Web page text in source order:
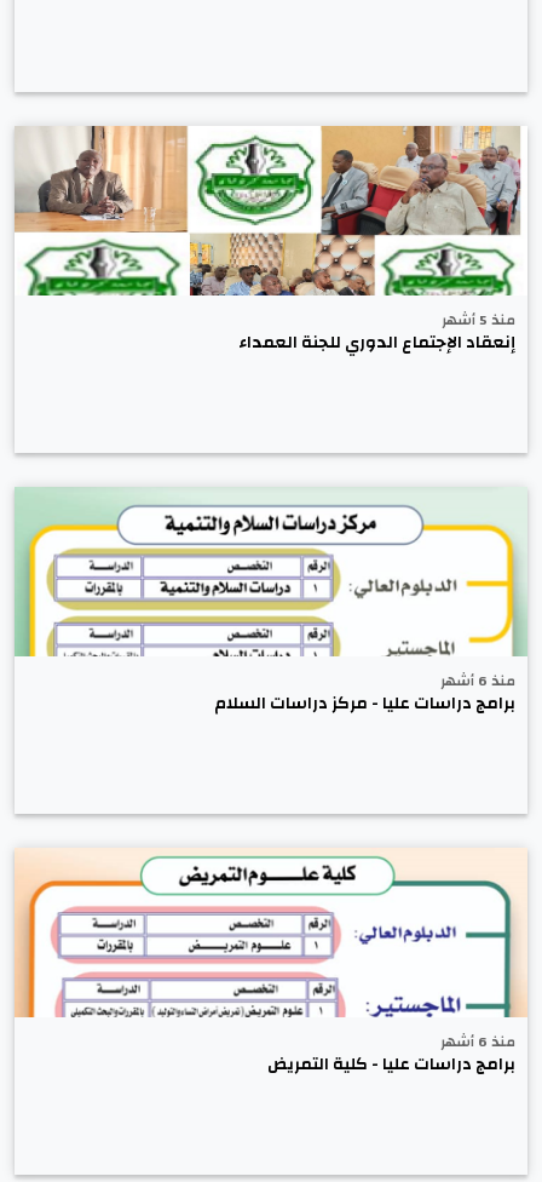
منذ 5 أشهر
إنعقاد الإجتماع الدوري للجنة العمداء
منذ 6 أشهر
برامج دراسات عليا - مركز دراسات السلام
منذ 6 أشهر
برامج دراسات عليا - كلية التمريض